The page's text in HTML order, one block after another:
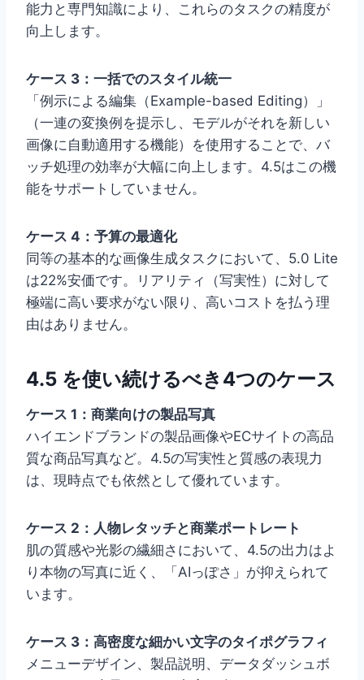
能力と専門知識により、これらのタスクの精度が
向上します。
ケース 3：一括でのスタイル統一
「例示による編集（Example-based Editing）」
（一連の変換例を提示し、モデルがそれを新しい
画像に自動適用する機能）を使用することで、バ
ッチ処理の効率が大幅に向上します。4.5はこの機
能をサポートしていません。
ケース 4：予算の最適化
同等の基本的な画像生成タスクにおいて、5.0 Lite
は22%安価です。リアリティ（写実性）に対して
極端に高い要求がない限り、高いコストを払う理
由はありません。
4.5 を使い続けるべき4つのケース
ケース 1：商業向けの製品写真
ハイエンドブランドの製品画像やECサイトの高品
質な商品写真など。4.5の写実性と質感の表現力
は、現時点でも依然として優れています。
ケース 2：人物レタッチと商業ポートレート
肌の質感や光影の繊細さにおいて、4.5の出力はよ
り本物の写真に近く、「AIっぽさ」が抑えられて
います。
ケース 3：高密度な細かい文字のタイポグラフィ
メニューデザイン、製品説明、データダッシュボ